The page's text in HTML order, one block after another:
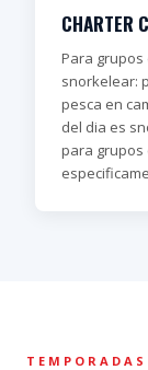
CHARTER
Para
snorkelear:
pesca en
del dia es
para grupos
TEMPORADAS